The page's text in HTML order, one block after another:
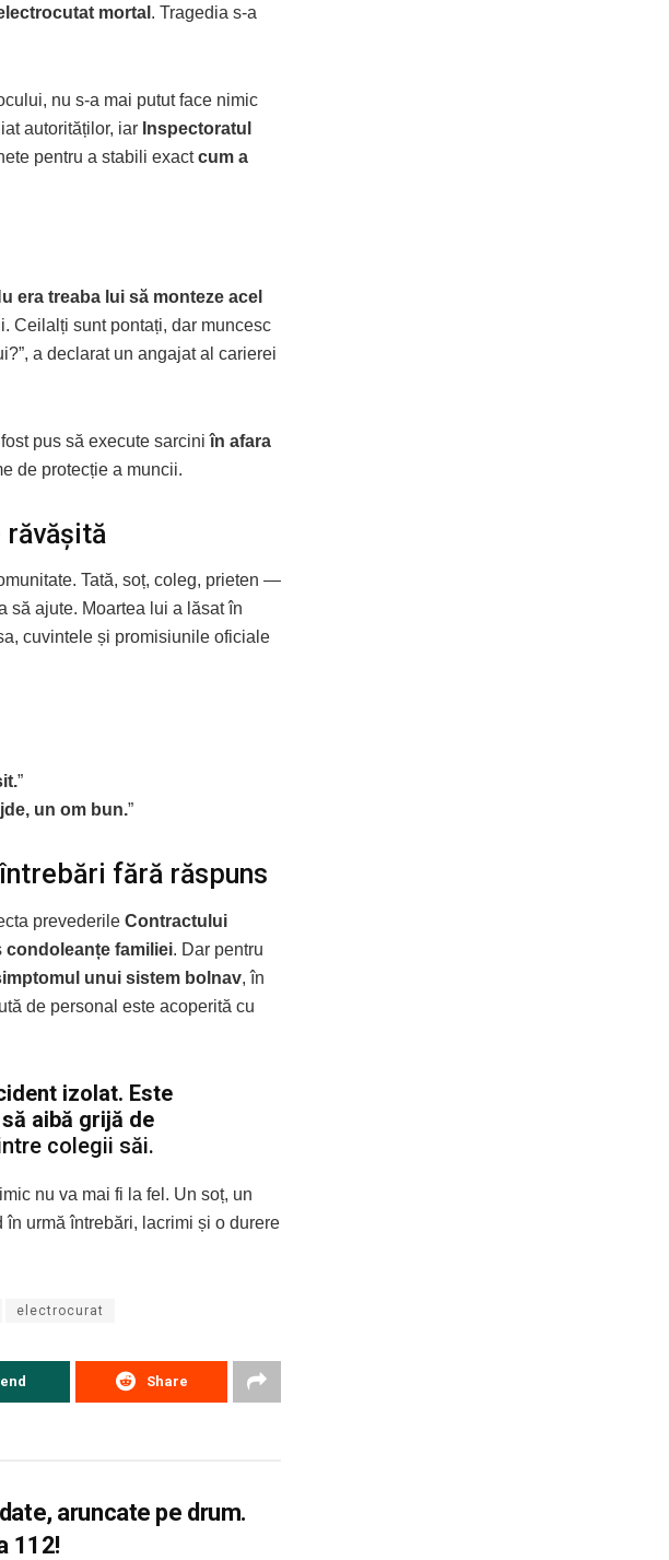
mortal . Tragedia s-a
nu s-a mai putut face nimic
autorităților, iar Inspectoratul
pentru a stabili exactcum a
era treaba lui să monteze acel
Ceilalți sunt pontați, dar muncesc
a declarat un angajat al carierei
pus să execute sarciniîn afara
de protecție a muncii.
Tată, soț, coleg, prieten —
să ajute. Moartea lui a lăsat în
cuvintele și promisiunile oficiale
”
un om bun.”
fără răspuns
prevederile Contractului
condoleanțe familiei. Dar pentru
unui sistem bolnav, în
de personal este acoperită cu
izolat. Este
aibă grijă de
colegii săi.
nu va mai fi la fel. Un soț, un
în urmă întrebări, lacrimi și o durere
electrocurat
Share
aruncate pe drum.
112!